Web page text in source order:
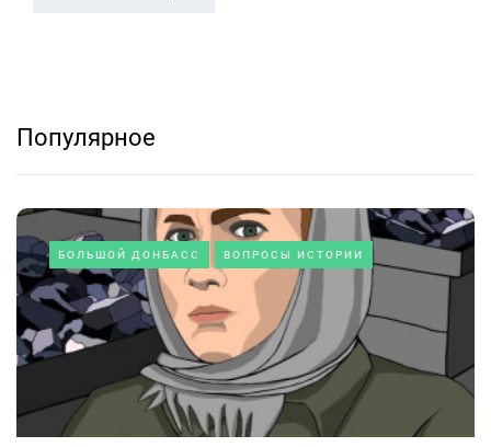
Популярное
БОЛЬШОЙ ДОНБАСС ВОПРОСЫ ИСТОРИИ